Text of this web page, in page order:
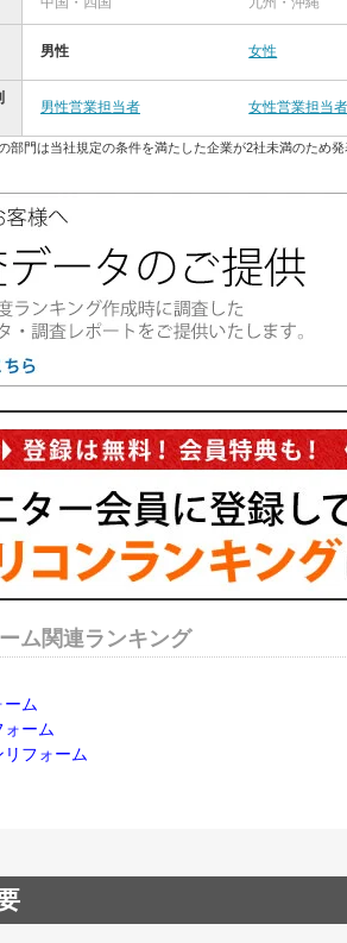
男性 女性
男性営業担当者 女性営業担当者
部門は当社規定の条件を満たした企業が2社未満のため発
ム関連ランキング
ーム
ォーム
リフォーム